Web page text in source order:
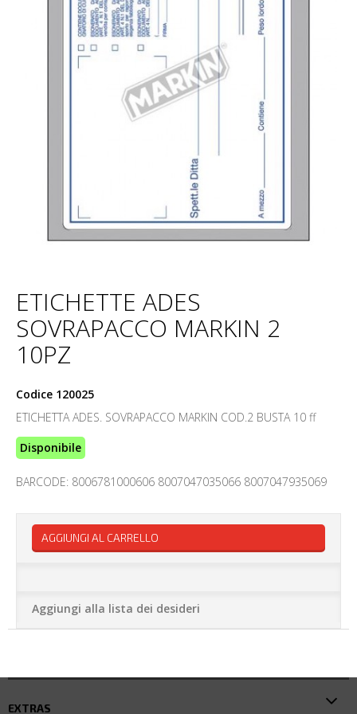
ETICHETTE ADES
SOVRAPACCO MARKIN 2
10PZ
Codice 120025
ETICHETTA ADES. SOVRAPACCO MARKIN COD.2 BUSTA 10 ff
Disponibile
BARCODE: 8006781000606 8007047035066 8007047935069
AGGIUNGI AL CARRELLO
Aggiungi alla lista dei desideri
EXTRAS